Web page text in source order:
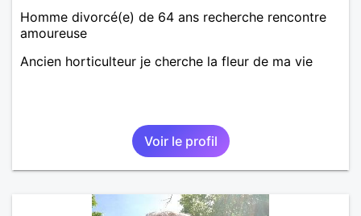
Homme divorcé(e) de 64 ans recherche rencontre
amoureuse
Ancien horticulteur je cherche la fleur de ma vie
Voir le profil